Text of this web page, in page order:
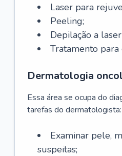
Laser para
Peeling;
Depilação a
Tratamento para
Dermatologia
Essa área se ocupa do
tarefas do dermatologista:
Examinar pele,
suspeitas;